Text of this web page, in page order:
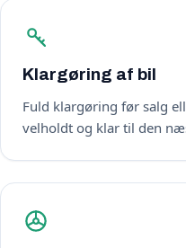
Klargøring af bil
Fuld klargøring før salg
velholdt og klar til den